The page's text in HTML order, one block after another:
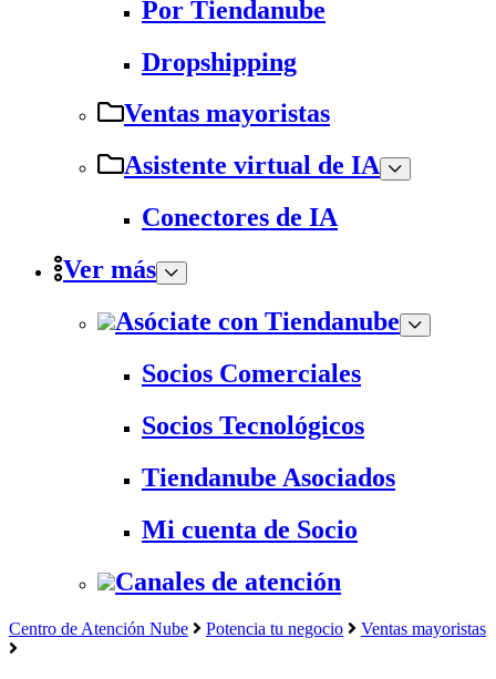
Por Tiendanube
Dropshipping
Ventas mayoristas
Asistente virtual de IA
Conectores de IA
Ver más
Asóciate con Tiendanube
Socios Comerciales
Socios Tecnológicos
Tiendanube Asociados
Mi cuenta de Socio
Canales de atención
Centro de Atención Nube Potencia tu negocio Ventas mayoristas